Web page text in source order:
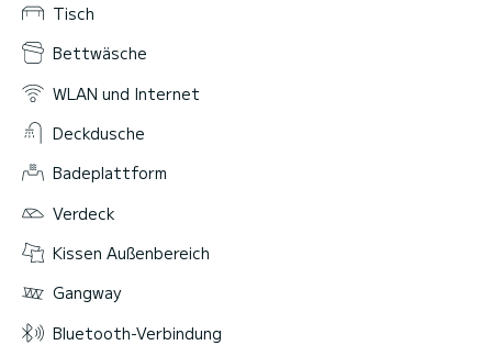
Tisch
Bettwäsche
WLAN und Internet
Deckdusche
Badeplattform
Verdeck
Kissen Außenbereich
Gangway
Bluetooth-Verbindung